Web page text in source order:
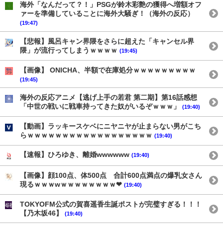
海外「なんだって？！」PSGが鈴木彩艶の獲得へ増額オフ
ァーを準備していることに海外大騒ぎ！（海外の反応）
(19:47)
【悲報】風呂キャン界隈をさらに超えた「キャンセル界
隈」が流行ってしまうｗｗｗｗ (19:45)
【画像】 ONICHA、半額で在庫処分ｗｗｗｗｗｗｗｗｗ
(19:45)
海外の反応アニメ【逃げ上手の若君 第二期】第16話感想
「中世の戦いに戦車持ってきた奴がいるぞｗｗｗ」
(19:40)
【動画】ラッキースケベにニヤニヤが止まらない男がこち
らｗｗｗｗｗｗｗｗｗｗｗｗｗｗｗｗｗｗ (19:40)
【速報】ひろゆき、離婚wwwwww (19:40)
【画像】顔100点、体500点 合計600点満点の爆乳女さん
現るｗｗｗwｗｗｗｗｗｗｗｗ❤ (19:40)
TOKYOFM公式の賀喜遥香生誕ポストが完璧すぎる！！！
【乃木坂46】
(19:40)